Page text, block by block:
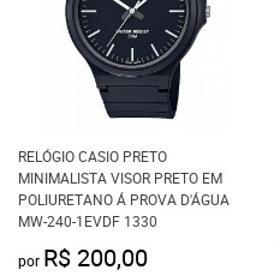
RELÓGIO CASIO PRETO
MINIMALISTA VISOR PRETO EM
POLIURETANO Á PROVA D'ÁGUA
MW-240-1EVDF 1330
por R$ 200,00